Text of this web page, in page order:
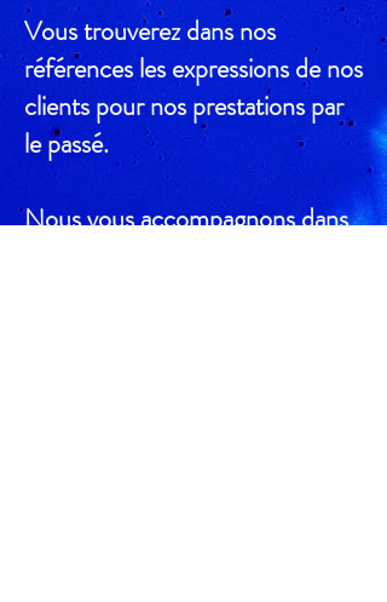
Vous trouverez dans nos
références les expressions de nos
clients pour nos prestations par
le passé.
Nous vous accompagnons dans